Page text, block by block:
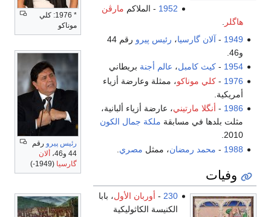
* 1976: كلي
موناكو
1952 - الملاكم مارڤن
هاگلر
رئيس پيرو رقم
44 و46،
ألان
گارسيا (1949-)
1949
- آلان گارسيا، رئيس پيرو
رقم 44
و46.
1954
-كيث كامبل، عالم أجنة بريطاني
1976
-كلي موناكو، ممثلة وعارضة أزياء
أمريكية.
1986
- أنگلا مارتيني، عارضة أزياء ألبانية،
مثلت بلدها في مسابقة ملكة جمال الكون
2010.
1988
- محمد رمضان، ممثل مصري
وفيات
230
- أوربان الأول، بابا
الكنيسة الكاثوليكية